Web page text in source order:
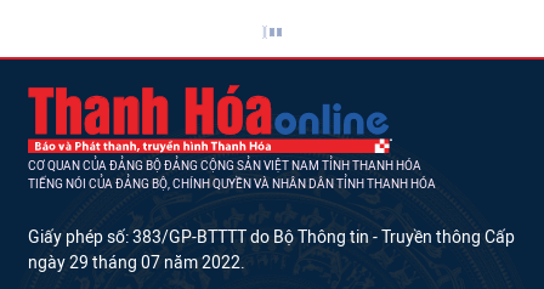
CƠ QUAN CỦA ĐẢNG BỘ ĐẢNG CỘNG SẢN VIỆT NAM TỈNH THANH HÓA
TIẾNG NÓI CỦA ĐẢNG BỘ, CHÍNH QUYỀN VÀ NHÂN DÂN TỈNH THANH HÓA
Giấy phép số: 383/GP-BTTTT do Bộ Thông tin - Truyền thông Cấp
ngày 29 tháng 07 năm 2022.